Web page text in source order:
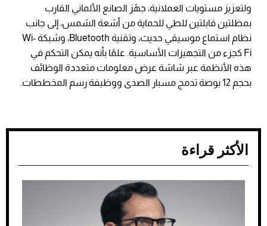
ولتعزيز مستويات العملانية، جهّز الصانع الألماني القارب
بمظلتين قابلتين للطي للحماية من أشعة الشمس، إلى جانب
نظام استماع موسيقي حديث، وتقنية Bluetooth، وشبكة Wi-
Fi كجزء من التجهيزات الأساسية. علمًا بأنه يمكن التحكم في
هذه الأنظمة عبر شاشة عرض معلومات متعددة الوظائف
بحجم 12 بوصة تدمج مسبار الصدى ووظيفة رسم المخططات.
الأكثر قراءة